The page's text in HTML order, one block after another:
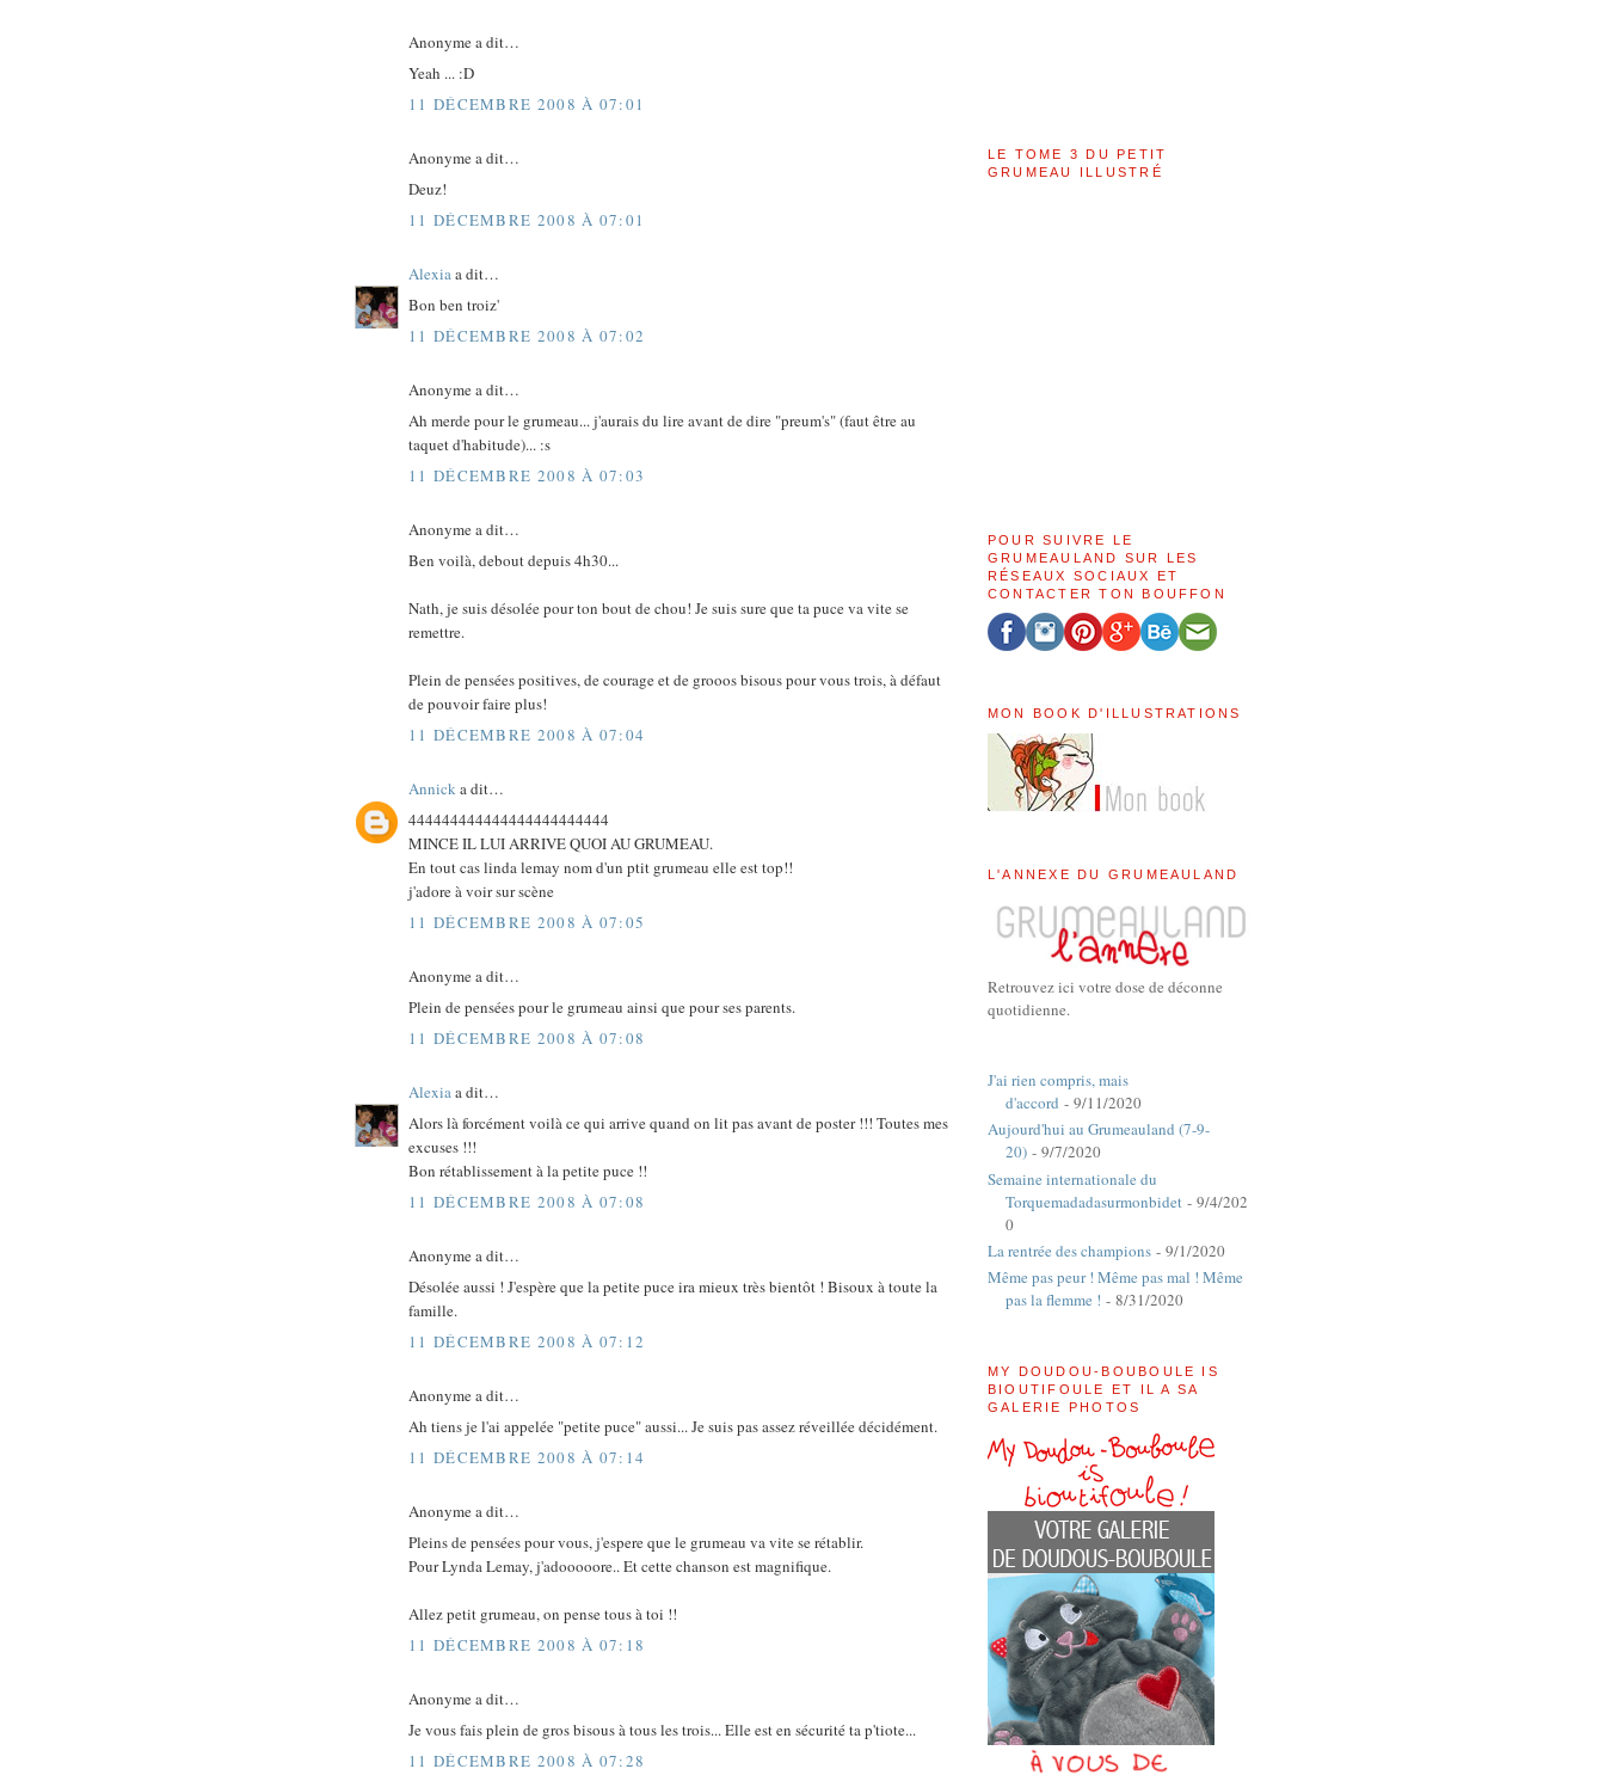
Anonyme a dit…
Yeah ... :D
11 DÉCEMBRE 2008 À 07:01
Anonyme a dit…
Deuz!
11 DÉCEMBRE 2008 À 07:01
Alexiaa dit…
Bon ben troiz'
11 DÉCEMBRE 2008 À 07:02
Anonyme a dit…
Ah merde pour le grumeau... j'aurais du lire avant de dire "preum's" (faut être au
taquet d'habitude)... :s
11 DÉCEMBRE 2008 À 07:03
Anonyme a dit…
Ben voilà, debout depuis 4h30...
Nath, je suis désolée pour ton bout de chou! Je suis sure que ta puce va vite se
remettre.
Plein de pensées positives, de courage et de grooos bisous pour vous trois, à défaut
de pouvoir faire plus!
11 DÉCEMBRE 2008 À 07:04
Annicka dit…
444444444444444444444444
MINCE IL LUI ARRIVE QUOI AU GRUMEAU.
En tout cas linda lemay nom d'un ptit grumeau elle est top!!
j'adore à voir sur scène
11 DÉCEMBRE 2008 À 07:05
Anonyme a dit…
Plein de pensées pour le grumeau ainsi que pour ses parents.
11 DÉCEMBRE 2008 À 07:08
Alexiaa dit…
Alors là forcément voilà ce qui arrive quand on lit pas avant de poster !!! Toutes mes
excuses !!!
Bon rétablissement à la petite puce !!
11 DÉCEMBRE 2008 À 07:08
Anonyme a dit…
Désolée aussi ! J'espère que la petite puce ira mieux très bientôt ! Bisoux à toute la
famille.
11 DÉCEMBRE 2008 À 07:12
Anonyme a dit…
Ah tiens je l'ai appelée "petite puce" aussi... Je suis pas assez réveillée décidément.
11 DÉCEMBRE 2008 À 07:14
Anonyme a dit…
Pleins de pensées pour vous, j'espere que le grumeau va vite se rétablir.
Pour Lynda Lemay, j'adooooore.. Et cette chanson est magnifique.
Allez petit grumeau, on pense tous à toi !!
11 DÉCEMBRE 2008 À 07:18
Anonyme a dit…
Je vous fais plein de gros bisous à tous les trois... Elle est en sécurité ta p'tiote...
11 DÉCEMBRE 2008 À 07:28
LE TOME 3 DU PETIT
GRUMEAU ILLUSTRÉ
POUR SUIVRE LE
GRUMEAULAND SUR LES
RÉSEAUX SOCIAUX ET
CONTACTER TON BOUFFON
MON BOOK D'ILLUSTRATIONS
L'ANNEXE DU GRUMEAULAND
Retrouvez ici votre dose de déconne
quotidienne.
J'ai rien compris, mais
d'accord - 9/11/2020
Aujourd'hui au Grumeauland (7-9-
20) - 9/7/2020
Semaine internationale du
Torquemadadasurmonbidet - 9/4/202
0
La rentrée des champions - 9/1/2020
Même pas peur ! Même pas mal ! Même
pas la flemme ! - 8/31/2020
MY DOUDOU-BOUBOULE IS
BIOUTIFOULE ET IL A SA
GALERIE PHOTOS